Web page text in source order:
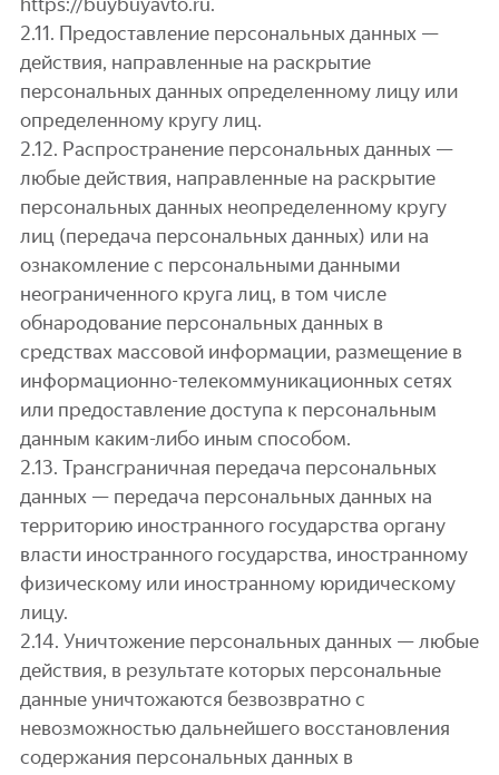
2.11. Предоставление персональных данных —
действия, направленные на раскрытие
персональных данных определенному лицу или
определенному кругу лиц.
2.12. Распространение персональных данных —
любые действия, направленные на раскрытие
персональных данных неопределенному кругу
лиц (передача персональных данных) или на
ознакомление с персональными данными
неограниченного круга лиц, в том числе
обнародование персональных данных в
средствах массовой информации, размещение в
информационно-телекоммуникационных сетях
или предоставление доступа к персональным
данным каким-либо иным способом.
2.13. Трансграничная передача персональных
данных — передача персональных данных на
территорию иностранного государства органу
власти иностранного государства, иностранному
физическому или иностранному юридическому
лицу.
2.14. Уничтожение персональных данных — любые
действия, в результате которых персональные
данные уничтожаются безвозвратно с
невозможностью дальнейшего восстановления
содержания персональных данных в